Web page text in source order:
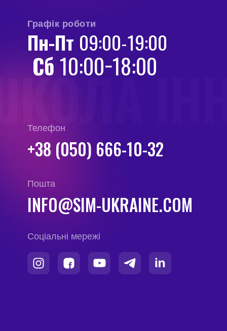
Телефон
+38 (050) 666-10-32
Пошта
INFO@SIM-UKRAINE.COM
Соціальні мережі
Пн-Пт 09:00-19:00
Сб 10:00−18:00
Графік роботи